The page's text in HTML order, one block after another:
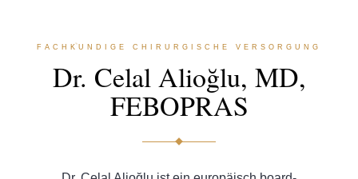
FACHKUNDIGE CHIRURGISCHE VERSORGUNG
Dr. Celal Alioğlu, MD,
FEBOPRAS